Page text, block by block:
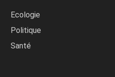
Ecologie
Politique
Santé